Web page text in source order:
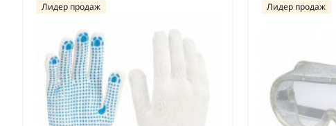
Лидер продаж Лидер продаж